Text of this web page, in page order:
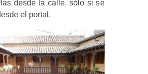
desde la calle, sólo si se
el portal.